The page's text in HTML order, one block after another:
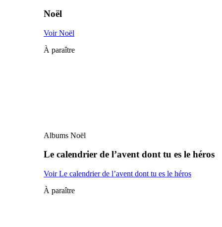
Noël
Voir Noël
À paraître
Albums Noël
Le calendrier de l’avent dont tu es le héros
Voir Le calendrier de l’avent dont tu es le héros
À paraître